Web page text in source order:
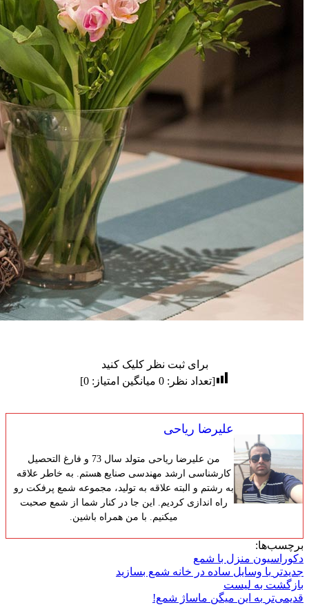
برای ثبت نظر کلیک کنید
[تعداد نظر: 0 میانگین امتیاز: 0
]
علیرضا ریاحی
من علیرضا ریاحی متولد سال 73 و فارغ التحصیل
کارشناسی ارشد مهندسی صنایع هستم. به خاطر علاقه
به رشتم و البته علاقه به تولید، مجموعه شمع پرفکت رو
راه اندازی کردیم. این جا در کنار شما از شمع صحبت
میکنیم. با من همراه باشین.
برچسب‌ها:
دکوراسیون منزل با شمع
جدیدتر با وسایل ساده در خانه شمع بسازید
بازگشت به لیست
قدیمی‌تر به این میگن ماساژ شمع!